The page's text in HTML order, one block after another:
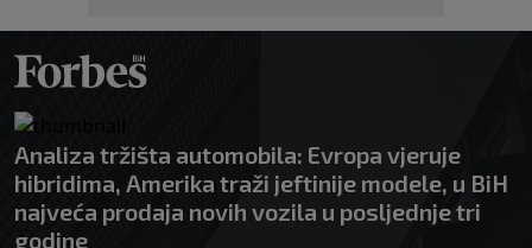
Analiza tržišta automobila: Evropa vjeruje
hibridima, Amerika traži jeftinije modele, u BiH
najveća prodaja novih vozila u posljednje tri
godine